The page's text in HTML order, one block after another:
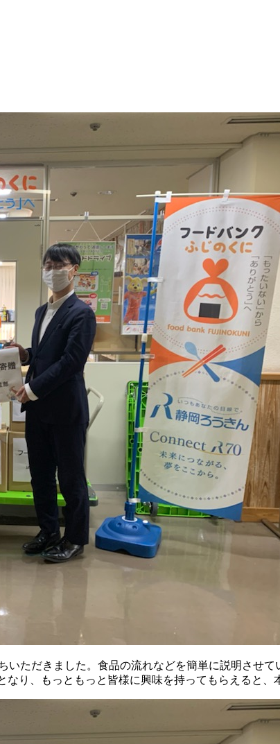
ただきました。食品の流れなどを簡単に説明させ
り、もっともっと皆様に興味を持ってもらえると、